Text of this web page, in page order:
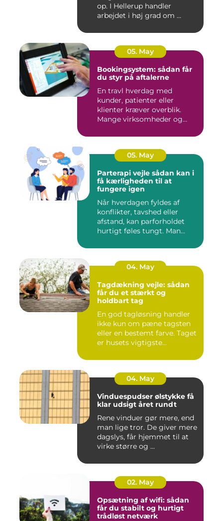
op. I Hellerup handler
arbejdet i høj grad om ...
05. May
Bookingsystem: sådan får
du styr på aftalerne
En travl hverdag med
kunder, patienter eller
klienter kræver overblik.
Mange virksomheder og
05. May
Parterapi vejle sådan kan i
få kærligheden til at
fungere igen
Når hverdagen fyldes af
konflikter, tavshed eller
afstand, kan parforholdet
hurtigt føles tungt. Man...
04. May
Tagdækning vejle: sådan
får du et stærkt og
holdbart tag
En god tagløsning handler
ikke kun om pæne tagsten
eller en bestemt farve. Taget
er husets vigtigste...
04. May
Vinduespudser ølstykke få
klar udsigt året rundt
Rene vinduer gør mere, end
man lige tror. De giver mere
dagslys, får hjemmet til at
virke større og ...
02. May
Opsætning af wifi: sådan
får du stabilt og hurtigt
trådløst netværk